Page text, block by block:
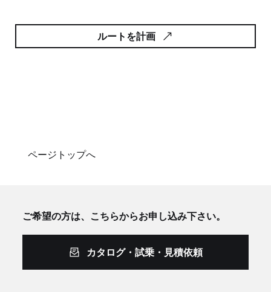
ルートを計画
ページトップへ
ご希望の方は、こちらからお申し込み下さい。
カタログ・試乗・見積依頼